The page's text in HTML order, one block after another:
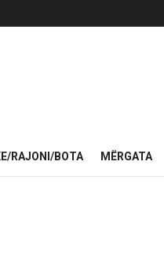
RAJONI/BOTA MËRGATA